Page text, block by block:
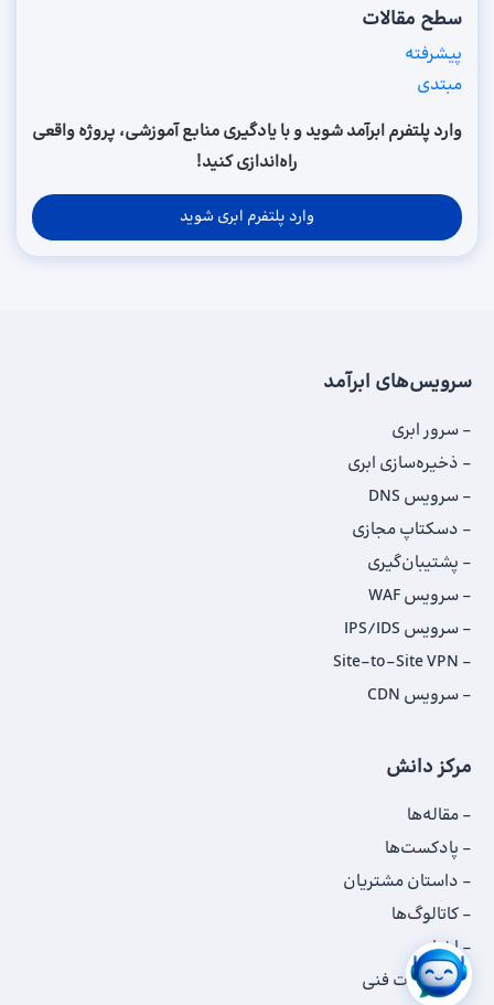
سطح مقالات
پیشرفته
مبتدی
وارد پلتفرم ابرآمد شوید و با یادگیری منابع آموزشی، پروژه واقعی
راه‌اندازی کنید!
وارد پلتفرم ابری شوید
سرویس‌های ابرآمد
سرور ابری
ذخیره‌سازی ابری
سرویس DNS
دسکتاپ مجازی
پشتیبان‌گیری
سرویس WAF
سرویس IPS/IDS
Site-to-Site VPN
سرویس CDN
مرکز دانش
مقاله‌ها
پادکست‌ها
داستان‌ مشتریان
کاتالوگ‌‌ها
اخبار
مستندات فنی